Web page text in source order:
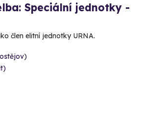
Speciální jednotky -
člen elitní jednotky URNA.